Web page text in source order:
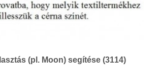
(pl. Moon) segítése (3114)